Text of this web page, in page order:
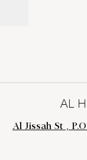
AL
Al Jissah St ,